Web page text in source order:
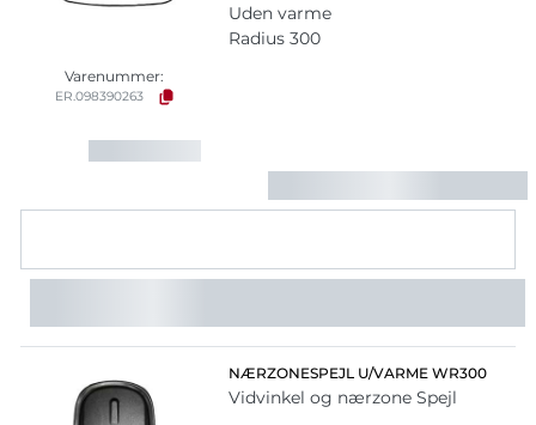
Varenummer:
ER.098390263
Uden varme
Radius 300
NÆRZONESPEJL U/VARME WR300
Vidvinkel og nærzone Spejl